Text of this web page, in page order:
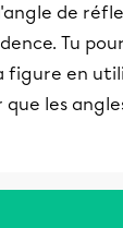
de
Tu
figure en
que les